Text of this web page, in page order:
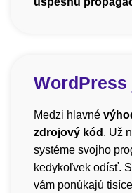
WordPress
Medzi hlavné
zdrojový kód . Už
systéme svojho
kedykoľvek odísť.
vám ponúkajú